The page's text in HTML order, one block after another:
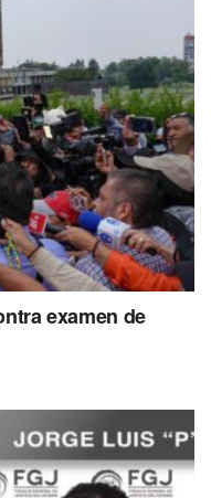
permanente se
en temas de buen trato y
reiteró su compromiso
a la población
no se ha
adicional
pero elIMSS
que vulneren la
examen de